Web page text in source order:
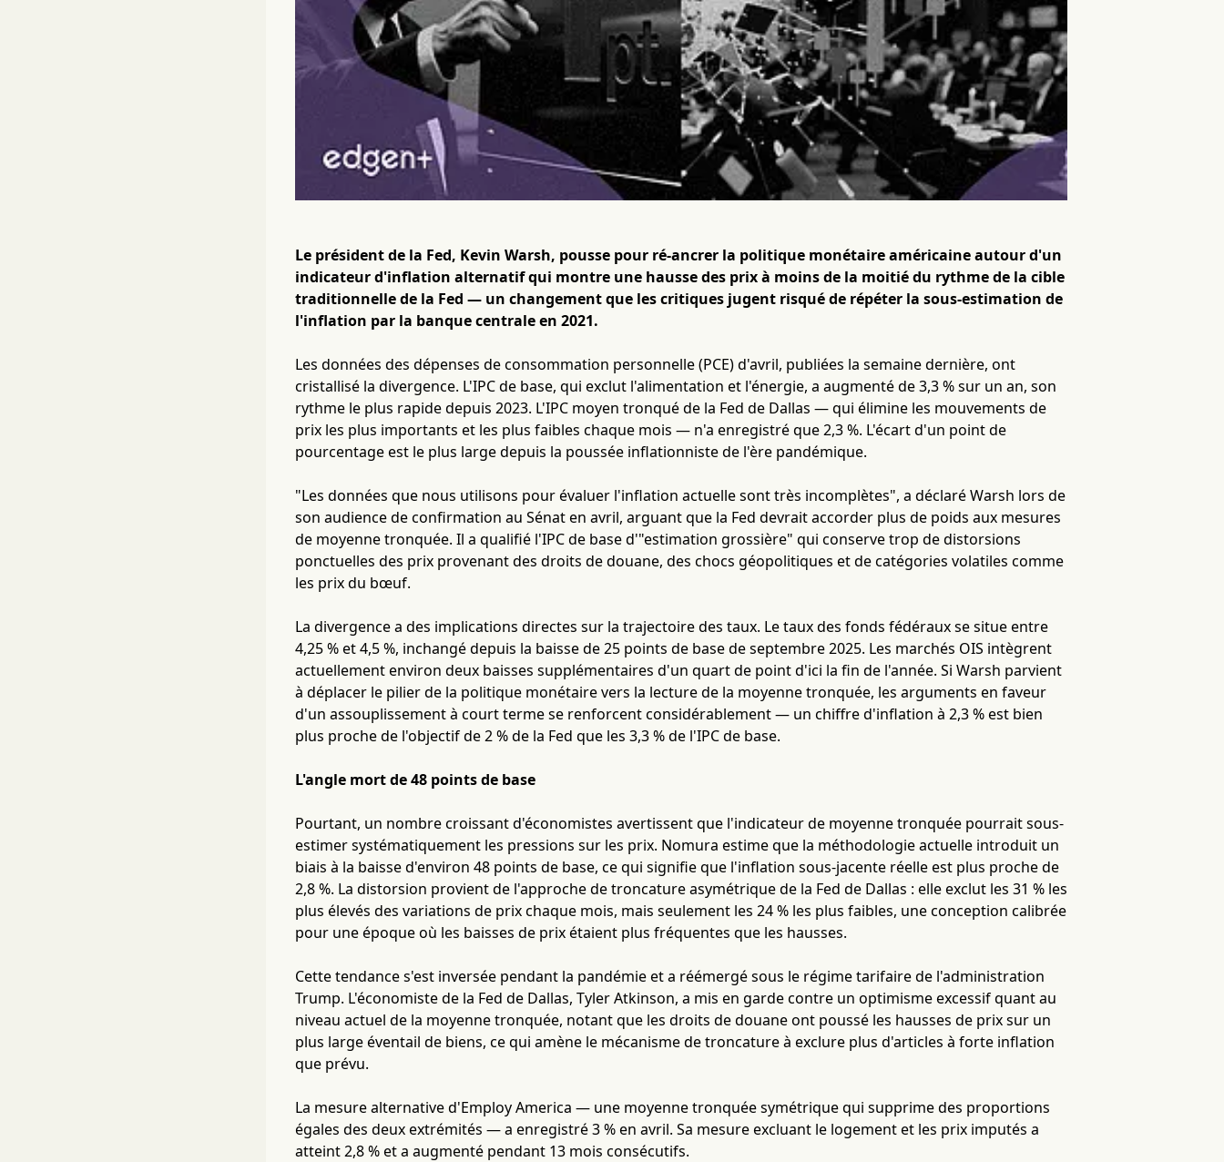
Le président de la Fed, Kevin Warsh, pousse pour ré-ancrer la politique monétaire américaine autour d'un
indicateur d'inflation alternatif qui montre une hausse des prix à moins de la moitié du rythme de la cible
traditionnelle de la Fed — un changement que les critiques jugent risqué de répéter la sous-estimation de
l'inflation par la banque centrale en 2021.
Les données des dépenses de consommation personnelle (PCE) d'avril, publiées la semaine dernière, ont
cristallisé la divergence. L'IPC de base, qui exclut l'alimentation et l'énergie, a augmenté de 3,3 % sur un an, son
rythme le plus rapide depuis 2023. L'IPC moyen tronqué de la Fed de Dallas — qui élimine les mouvements de
prix les plus importants et les plus faibles chaque mois — n'a enregistré que 2,3 %. L'écart d'un point de
pourcentage est le plus large depuis la poussée inflationniste de l'ère pandémique.
"Les données que nous utilisons pour évaluer l'inflation actuelle sont très incomplètes", a déclaré Warsh lors de
son audience de confirmation au Sénat en avril, arguant que la Fed devrait accorder plus de poids aux mesures
de moyenne tronquée. Il a qualifié l'IPC de base d'"estimation grossière" qui conserve trop de distorsions
ponctuelles des prix provenant des droits de douane, des chocs géopolitiques et de catégories volatiles comme
les prix du bœuf.
La divergence a des implications directes sur la trajectoire des taux. Le taux des fonds fédéraux se situe entre
4,25 % et 4,5 %, inchangé depuis la baisse de 25 points de base de septembre 2025. Les marchés OIS intègrent
actuellement environ deux baisses supplémentaires d'un quart de point d'ici la fin de l'année. Si Warsh parvient
à déplacer le pilier de la politique monétaire vers la lecture de la moyenne tronquée, les arguments en faveur
d'un assouplissement à court terme se renforcent considérablement — un chiffre d'inflation à 2,3 % est bien
plus proche de l'objectif de 2 % de la Fed que les 3,3 % de l'IPC de base.
L'angle mort de 48 points de base
Pourtant, un nombre croissant d'économistes avertissent que l'indicateur de moyenne tronquée pourrait sous-
estimer systématiquement les pressions sur les prix. Nomura estime que la méthodologie actuelle introduit un
biais à la baisse d'environ 48 points de base, ce qui signifie que l'inflation sous-jacente réelle est plus proche de
2,8 %. La distorsion provient de l'approche de troncature asymétrique de la Fed de Dallas : elle exclut les 31 % les
plus élevés des variations de prix chaque mois, mais seulement les 24 % les plus faibles, une conception calibrée
pour une époque où les baisses de prix étaient plus fréquentes que les hausses.
Cette tendance s'est inversée pendant la pandémie et a réémergé sous le régime tarifaire de l'administration
Trump. L'économiste de la Fed de Dallas, Tyler Atkinson, a mis en garde contre un optimisme excessif quant au
niveau actuel de la moyenne tronquée, notant que les droits de douane ont poussé les hausses de prix sur un
plus large éventail de biens, ce qui amène le mécanisme de troncature à exclure plus d'articles à forte inflation
que prévu.
La mesure alternative d'Employ America — une moyenne tronquée symétrique qui supprime des proportions
égales des deux extrémités — a enregistré 3 % en avril. Sa mesure excluant le logement et les prix imputés a
atteint 2,8 % et a augmenté pendant 13 mois consécutifs.